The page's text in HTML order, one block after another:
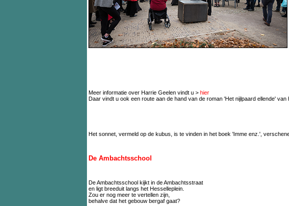
Meer informatie over Harrie Geelen vindt u > hier
Daar vindt u ook een route aan de hand van de roman 'Het nijlpaard ellende'
Het sonnet, vermeld op de kubus, is te vinden in het boek 'Imme enz.',
De Ambachtsschool
De Ambachtsschool kijkt in de Ambachtsstraat
en ligt breeduit langs het Hesselleplein.
Zou er nog meer te vertellen zijn,
behalve dat het gebouw bergaf gaat?